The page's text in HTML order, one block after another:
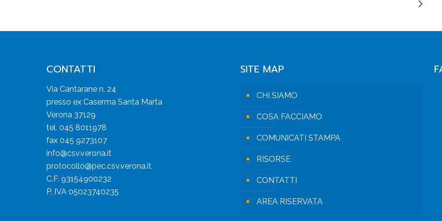
CONTATTI
Via Cantarane n. 24
presso ex Caserma Santa Marta
Verona 37129
tel. 045 8011978
fax 045 9273107
info@csv.verona.it
protocollo@pec.csv.verona.it
C.F. 93154900232
P. IVA 05023740235
SITE MAP
CHI SIAMO
COSA FACCIAMO
COMUNICATI STAMPA
RISORSE
CONTATTI
AREA RISERVATA